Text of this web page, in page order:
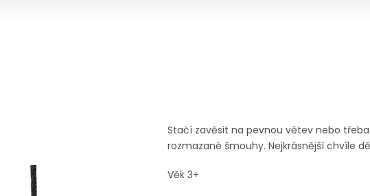
Stačí zavěsit na pevnou větev nebo
rozmazané šmouhy. Nejkrásnější chvíle
Věk 3+